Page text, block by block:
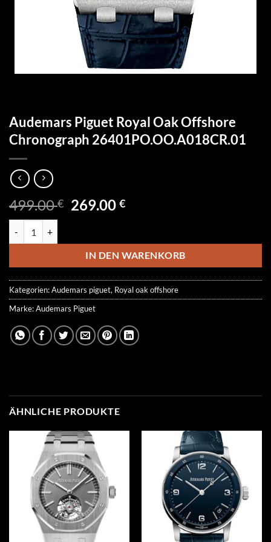
Audemars Piguet Royal Oak Offshore
Chronograph 26401PO.OO.A018CR.01
499.00€ Ursprünglicher
499.00 €
269.00€Aktueller
269.00 €.
IN DEN WARENKORB
Kategorien:Audemars piguet, Royal oak offshore
Marke:Audemars Piguet
ÄHNLICHE PRODUKTE